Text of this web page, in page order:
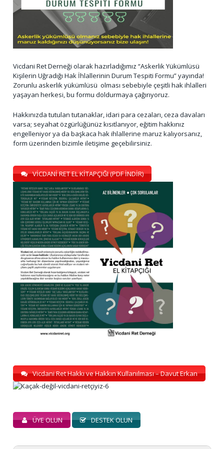
Vicdani Ret Derneği olarak hazırladığımız “Askerlik Yükümlüsü
Kişilerin Uğradığı Hak İhlallerinin Durum Tespiti Formu” yayında!
Zorunlu askerlik yükümlüsü olması sebebiyle çeşitli hak ihlalleri
yaşayan herkesi, bu formu doldurmaya çağırıyoruz.
Hakkınızda tutulan tutanaklar, idari para cezaları, ceza davaları
varsa; seyahat özgürlüğünüz kısıtlanıyor, eğitim hakkınız
engelleniyor ya da başkaca hak ihlallerine maruz kalıyorsanız,
form üzerinden bizimle iletişime geçebilirsiniz.
VİCDANİ RET EL KİTAPÇIĞI (PDF İNDİR)
Vicdani Ret Hakkı ve Hakkın Kullanılması – Davut Erkan
ÜYE OLUN DESTEK OLUN